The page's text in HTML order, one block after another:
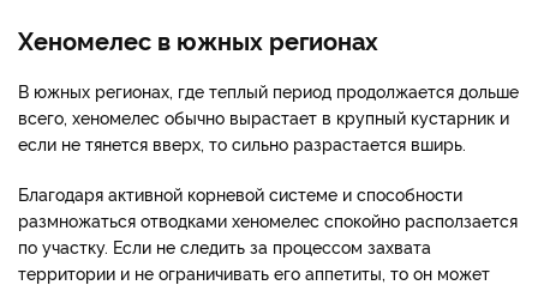
Хеномелес в южных регионах
В южных регионах, где теплый период продолжается дольше
всего, хеномелес обычно вырастает в крупный кустарник и
если не тянется вверх, то сильно разрастается вширь.
Благодаря активной корневой системе и способности
размножаться отводками хеномелес спокойно расползается
по участку. Если не следить за процессом захвата
территории и не ограничивать его аппетиты, то он может